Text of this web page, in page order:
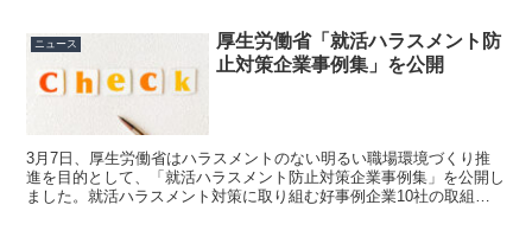
ニュース
厚生労働省「就活ハラスメント防
止対策企業事例集」を公開
3月7日、厚生労働省はハラスメントのない明るい職場環境づくり推
進を目的として、「就活ハラスメント防止対策企業事例集」を公開し
ました。就活ハラスメント対策に取り組む好事例企業10社の取組内